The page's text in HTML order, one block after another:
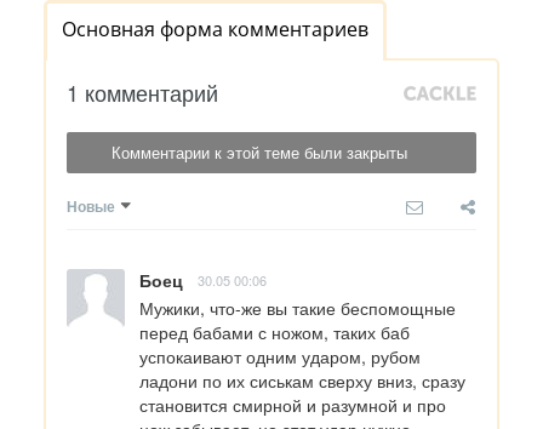
Основная форма комментариев
1 комментарий
Комментарии к этой теме были закрыты
Новые
Боец 30.05 00:06
Мужики, что-же вы такие беспомощные
перед бабами с ножом, таких баб
успокаивают одним ударом, рубом
ладони по их сиськам сверху вниз, сразу
становится смирной и разумной и про